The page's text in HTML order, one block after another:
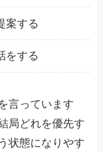
案する
をする
言っています
局どれを優先す
状態になりやす